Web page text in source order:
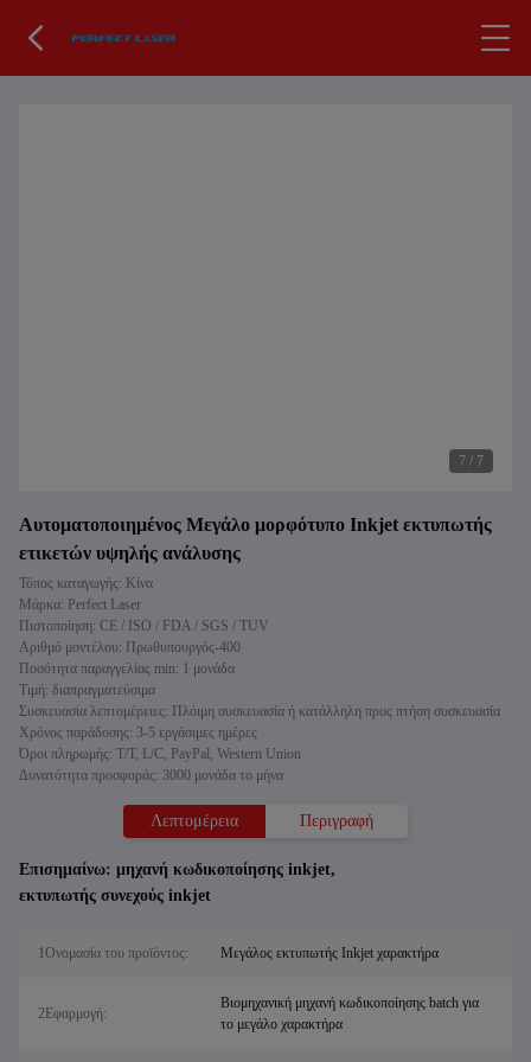
7 / 7
Αυτοματοποιημένος Μεγάλο μορφότυπο Inkjet εκτυπωτής
ετικετών υψηλής ανάλυσης
Τόπος καταγωγής: Κίνα
Μάρκα: Perfect Laser
Πιστοποίηση: CE / ISO / FDA / SGS / TUV
Αριθμό μοντέλου: Πρωθυπουργός-400
Ποσότητα παραγγελίας min: 1 μονάδα
Τιμή: διαπραγματεύσιμα
Συσκευασία λεπτομέρειες: Πλόιμη συσκευασία ή κατάλληλη προς πτήση συσκευασία
Χρόνος παράδοσης: 3-5 εργάσιμες ημέρες
Όροι πληρωμής: T/T, L/C, PayPal, Western Union
Δυνατότητα προσφοράς: 3000 μονάδα το μήνα
Λεπτομέρεια Περιγραφή
Επισημαίνω: μηχανή κωδικοποίησης inkjet,
εκτυπωτής συνεχούς inkjet
1Ονομασία του προϊόντος: Μεγάλος εκτυπωτής Inkjet χαρακτήρα
2Εφαρμογή:
Βιομηχανική μηχανή κωδικοποίησης batch για
το μεγάλο χαρακτήρα